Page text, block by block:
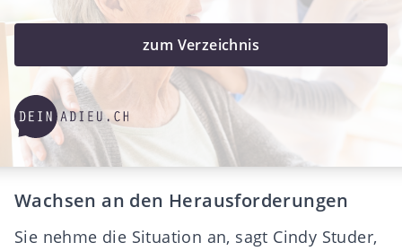
zum Verzeichnis
Wachsen an den Herausforderungen
Sie nehme die Situation an, sagt Cindy Studer,